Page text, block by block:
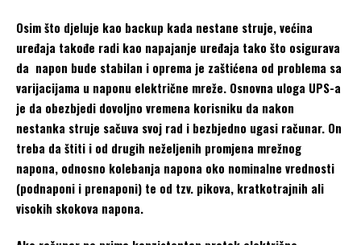
Osim što djeluje kao backup kada nestane struje, većina
uređaja takođe radi kao napajanje uređaja tako što osigurava
da napon bude stabilan i oprema je zaštićena od problema sa
varijacijama u naponu električne mreže. Osnovna uloga UPS-a
je da obezbjedi dovoljno vremena korisniku da nakon
nestanka struje sačuva svoj rad i bezbjedno ugasi računar. On
treba da štiti i od drugih neželjenih promjena mrežnog
napona, odnosno kolebanja napona oko nominalne vrednosti
(podnaponi i prenaponi) te od tzv. pikova, kratkotrajnih ali
visokih skokova napona.